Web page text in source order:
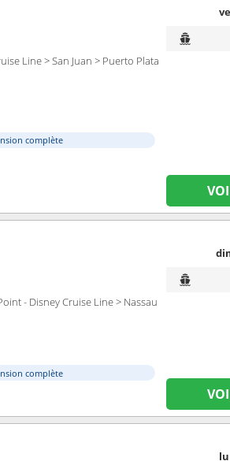
Line > San Juan > Puerto Plata
complète
- Disney Cruise Line > Nassau
complète